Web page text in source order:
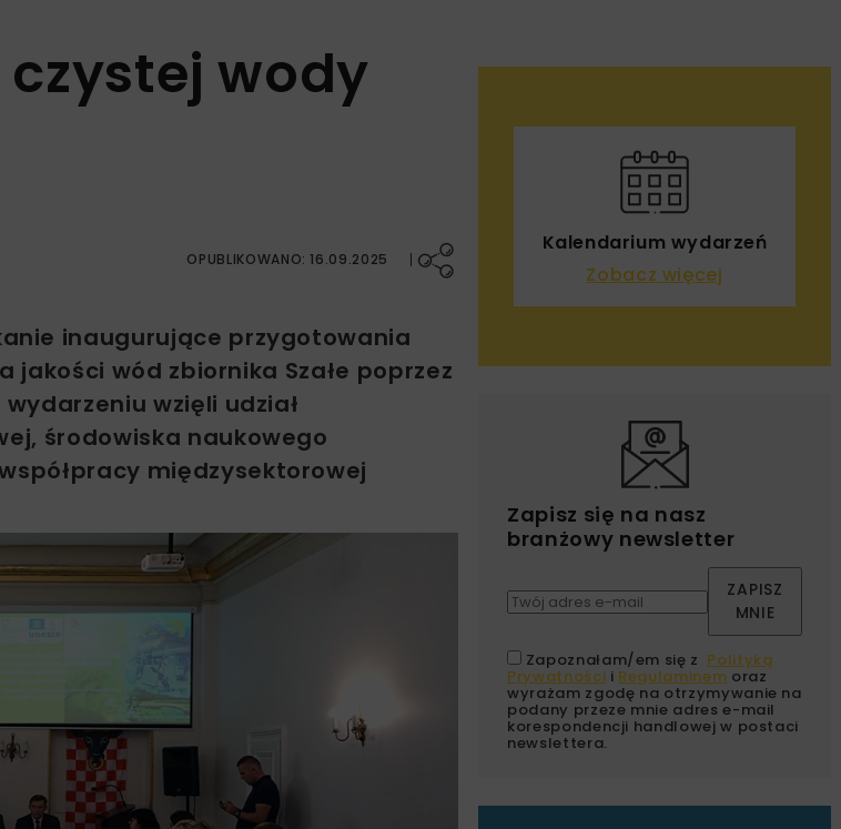
czystej wody
OPUBLIKOWANO: 16.09.2025
inaugurujące przygotowania
wód zbiornika Szałe poprzez
wzięli udział
środowiska naukowego
międzysektorowej
Kalendarium wydarzeń
Zobacz więcej
Zapisz się na nasz
branżowy newsletter
ZAPISZ
MNIE
Zapoznałam/em się z Polityką
Prywatności i Regulaminem oraz
wyrażam zgodę na otrzymywanie na
podany przeze mnie adres e-mail
korespondencji handlowej w postaci
newslettera.